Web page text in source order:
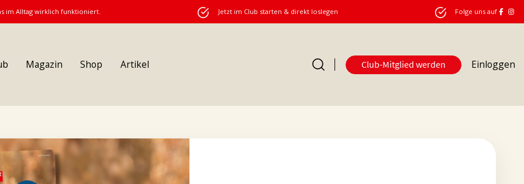
im Alltag wirklich funktioniert. Jetzt im Club starten & direkt loslegen Folge uns auf
Magazin Shop Artikel Club-Mitglied werden Einloggen